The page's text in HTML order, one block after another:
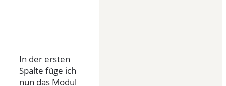
In der ersten
Spalte füge ich
nun das Modul